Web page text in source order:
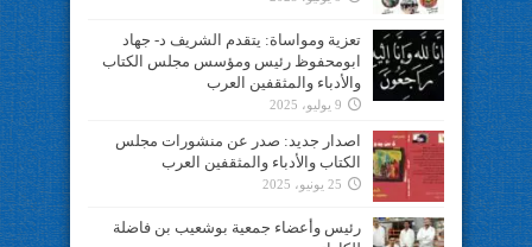
تعزية ومواساة: يتقدم الشريف د- جهاد
ابومحفوظ رئيس ومؤسس مجلس الكتاب
والأدباء والمثقفين العرب
9 يوليو، 2025
اصدار جديد: صدر عن منشورات مجلس
الكتاب والأدباء والمثقفين العرب
25 يونيو، 2025
رئيس وأعضاء جمعية بوشعيب بن فاضلة